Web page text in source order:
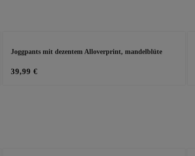
Joggpants mit dezentem Alloverprint, mandelblüte
39,99 €